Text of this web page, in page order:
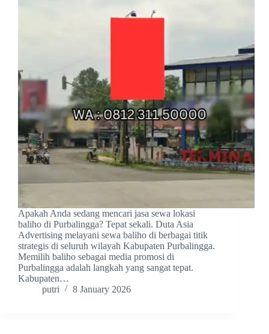
Apakah Anda sedang mencari jasa sewa lokasi
baliho di Purbalingga? Tepat sekali. Duta Asia
Advertising melayani sewa baliho di berbagai titik
strategis di seluruh wilayah Kabupaten Purbalingga.
Memilih baliho sebagai media promosi di
Purbalingga adalah langkah yang sangat tepat.
Kabupaten…
putri
8 January 2026